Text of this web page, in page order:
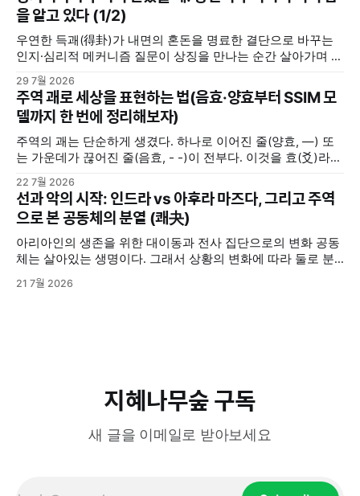
리적 메커니즘을 분석합니다.지혜나무숲지혜나무숲 (위 포스
팅에서 이어집니다) 우리 뇌는 주역괘를 어떻게 인지할까(맥
락화와 무의식의
을 알고 있다 (1/2)
우연한 득괘(得卦)가 내면의 혼돈을 명료한 결단으로 바꾸는
인지·심리적 메커니즘 질문이 상징을 만나는 순간 살아가며 중
요한 선택의 갈림길에 서거나 해결하기 힘든 고민에 직면했을
때, 사람들은 저마다의 방식으로 답을 찾는다. 누군가는 주변
사람들로부터 조언을 구하고, 누군가는 독서를 통해서 길을 찾
기도 한다. 또 누군가는 명상을 하며, 또 누군가는 주역(周易)
29 7월 2026
주역 괘로 세상을 표현하는 법(음효·양효부터 SSIM 모
델까지 한 번에 정리해보자)
주역의 괘는 단순하게 생겼다. 하나로 이어진 줄(양효, —) 또
는 가운데가 끊어진 줄(음효, - -)이 전부다. 이것을 효(爻)라고
부른다. 음효와 양효는 세상의 모든 음과 양을 상징한다. 여자
와 남자, 하늘과 땅, 밤과 낮, 여름과 겨울 ... 세상에 존재하는
삼라만상의 모든 것들은 음과 양 2분법적으로 구분해볼 수 있
다. 그렇다고 음과 양이 언제나
22 7월 2026
선과 악의 시작: 인드라 vs 아후라 마즈다, 그리고 주역
으로 본 공동체의 분열 (쾌夬)
아리아인의 생존을 위한 대이동과 전사 집단으로의 변화 공동
체는 살아있는 생명이다. 그래서 상황의 변화에 따라 둘로 분
열되기도 하고, 분열된 두 그룹이 서로 대립 갈등하기도 한다.
기원전 2000년경, 중앙아시아 초원의 유목민이었던 아리아인
21 7월 2026
지혜나무숲 구독
새 글을 이메일로 받아보세요